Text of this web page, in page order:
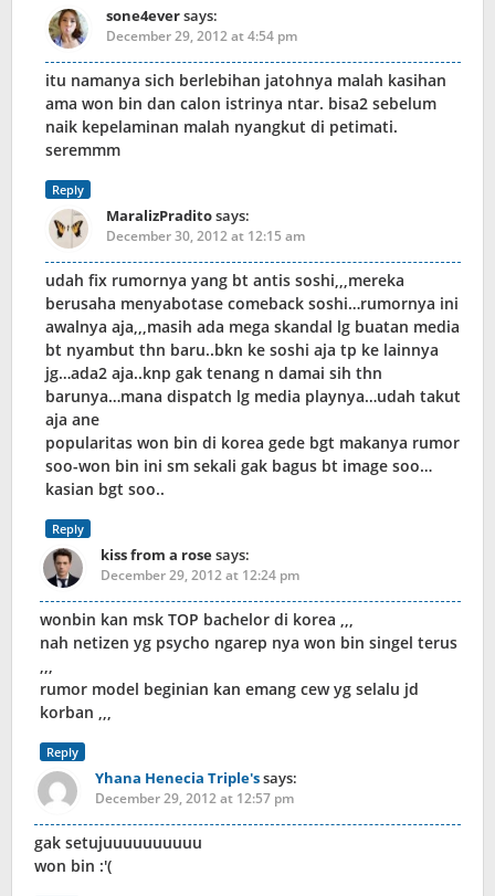
sone4eversays:
December 29, 2012 at 4:54 pm
itu namanya sich berlebihan jatohnya malah kasihan
ama won bin dan calon istrinya ntar. bisa2 sebelum
naik kepelaminan malah nyangkut di petimati.
seremmm
Reply
MaralizPraditosays:
December 30, 2012 at 12:15 am
udah fix rumornya yang bt antis soshi,,,mereka
berusaha menyabotase comeback soshi…rumornya ini
awalnya aja,,,masih ada mega skandal lg buatan media
bt nyambut thn baru..bkn ke soshi aja tp ke lainnya
jg…ada2 aja..knp gak tenang n damai sih thn
barunya…mana dispatch lg media playnya…udah takut
aja ane
popularitas won bin di korea gede bgt makanya rumor
soo-won bin ini sm sekali gak bagus bt image soo…
kasian bgt soo..
Reply
kiss from a rosesays:
December 29, 2012 at 12:24 pm
wonbin kan msk TOP bachelor di korea ,,,
nah netizen yg psycho ngarep nya won bin singel terus
,,,
rumor model beginian kan emang cew yg selalu jd
korban ,,,
Reply
Yhana Henecia Triple'ssays:
December 29, 2012 at 12:57 pm
gak setujuuuuuuuuuu
won bin :'(